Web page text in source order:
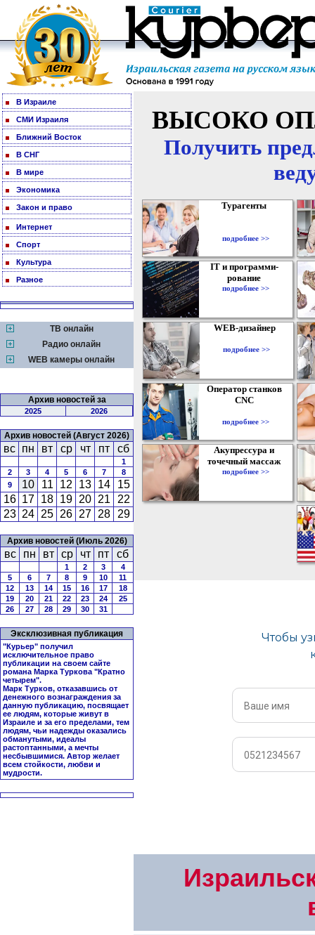
В Израиле
СМИ Израиля
Ближний Восток
В СНГ
В мире
Экономика
Закон и право
Интернет
Спорт
Культура
Разное
ТВ онлайн
Радио онлайн
WEB камеры онлайн
Архив новостей за
2025 2026
Архив новостей (Август 2026)
вс пн вт ср чт пт сб
1
2
3 4 5 6 7
8
9
10 11 12 13 14
15
16 17 18 19 20 21
22
23 24 25 26 27 28 29
Архив новостей (Июль 2026)
вс пн вт ср чт пт сб
1 2 3
4
5
6 7 8 9 10
11
12
13 14 15 16 17
18
19
20 21 22 23 24
25
26
27 28 29 30 31
Эксклюзивная публикация
"Курьер" получил
исключительное право
публикации на своем сайте
романа Марка Туркова "Кратно
четырем".
Марк Турков, отказавшись от
денежного вознаграждения за
данную публикацию, посвящает
ее людям, которые живут в
Израиле и за его пределами, тем
людям, чьи надежды оказались
обманутыми, идеалы
растоптанными, а мечты
несбывшимися. Автор желает
всем стойкости, любви и
мудрости.
ВЫСОКО
Получить
Турагенты
подробнее >>
IT и программи-
рование
подробнее >>
WEB-дизайнер
подробнее >>
Оператор станков
CNC
подробнее >>
Акупрессура и
точечный массаж
подробнее >>